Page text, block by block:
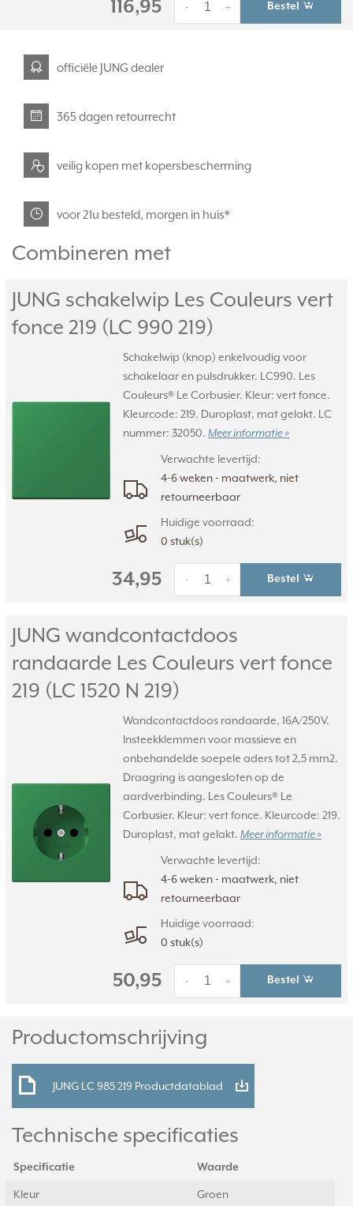
116,95 +
- Bestel
officiële JUNG dealer
365 dagen retourrecht
veilig kopen met kopersbescherming
voor 21u besteld, morgen in huis*
Combineren met
JUNG schakelwip Les Couleurs vert
fonce 219 (LC 990 219)
Schakelwip (knop) enkelvoudig voor
schakelaar en pulsdrukker. LC990. Les
Couleurs® Le Corbusier. Kleur: vert fonce.
Kleurcode: 219. Duroplast, mat gelakt. LC
nummer: 32050. Meer informatie »
Verwachte levertijd:
4-6 weken - maatwerk, niet
retourneerbaar
Huidige voorraad:
0 stuk(s)
34,95 +
- Bestel
JUNG wandcontactdoos
randaarde Les Couleurs vert fonce
219 (LC 1520 N 219)
Wandcontactdoos randaarde, 16A/250V.
Insteekklemmen voor massieve en
onbehandelde soepele aders tot 2,5 mm2.
Draagring is aangesloten op de
aardverbinding. Les Couleurs® Le
Corbusier. Kleur: vert fonce. Kleurcode: 219.
Duroplast, mat gelakt. Meer informatie »
Verwachte levertijd:
4-6 weken - maatwerk, niet
retourneerbaar
Huidige voorraad:
0 stuk(s)
50,95 +
- Bestel
Productomschrijving
JUNG LC 985 219 Productdatablad
Technische specificaties
Specificatie Waarde
Kleur Groen